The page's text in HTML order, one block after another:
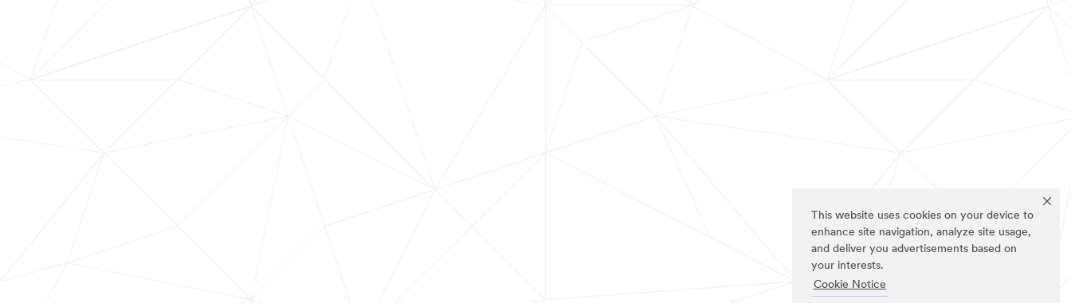
This website uses cookies on your device to
enhance site navigation, analyze site usage,
and deliver you advertisements based on
your interests.
Cookie Notice